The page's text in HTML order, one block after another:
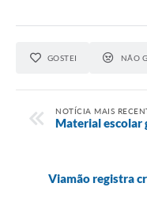
GOSTEI NÃO
NOTÍCIA MAIS
Material escolar
Viamão registra